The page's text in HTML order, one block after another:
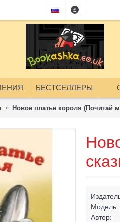
£
БЕСТСЕЛЛЕРЫ
Новое платье короля (Почитай
Модель:
Автор: